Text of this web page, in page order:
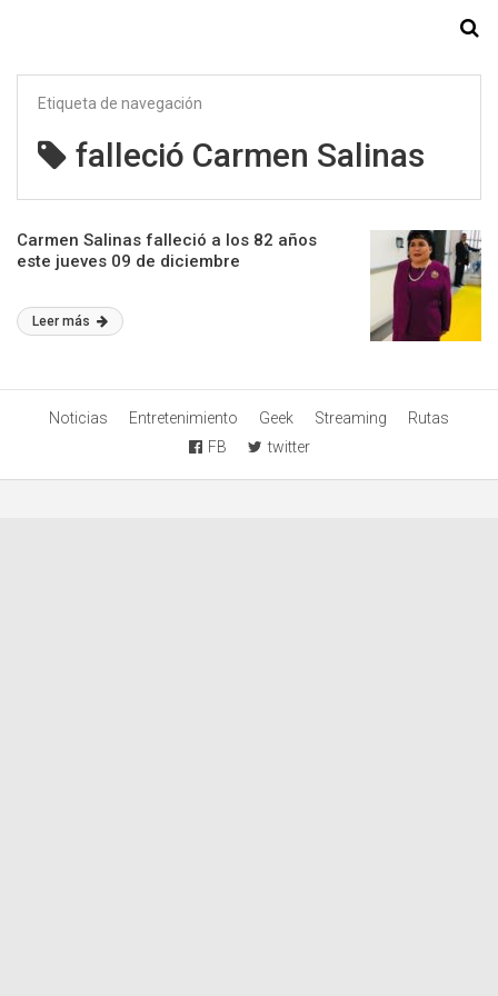
Etiqueta de navegación
falleció Carmen Salinas
Carmen Salinas falleció a los 82 años
este jueves 09 de diciembre
Leer más
Noticias Entretenimiento Geek Streaming
Rutas
FB
twitter